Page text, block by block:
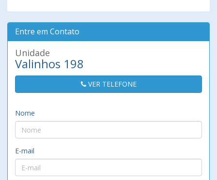
Entre em Contato
Unidade
Valinhos 198
VER TELEFONE
Nome
E-mail